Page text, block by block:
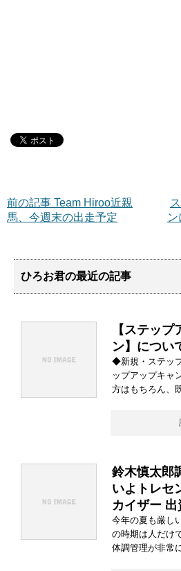
前の記事 Team Hiroo近親
馬、今週末の出走予定
ひろお君の最近の記事
【ステッ
ン】につい
◆新規・ステッ
ップアップキャ
方はもちろん、
鈴木慎太郎
いよトレセ
カイザー 出
今年の夏も厳し
の時期は人だけ
体調管理が非常